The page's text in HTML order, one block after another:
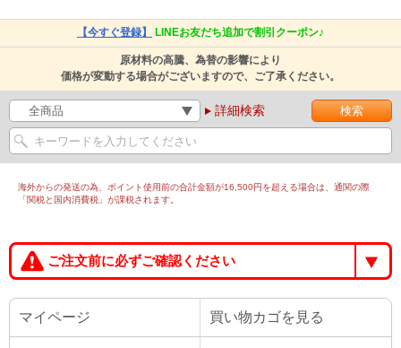
【今すぐ登録】 LINEお友だち追加で割引クーポン♪
原材料の高騰、為替の影響により
価格が変動する場合がございますので、ご了承ください。
詳細検索
海外からの発送の為、ポイント使用前の合計金額が16,500円を超える場合は、通関の際
「関税と国内消費税」が課税されます。
ご注文前に必ずご確認ください
マイページ 買い物カゴを見る